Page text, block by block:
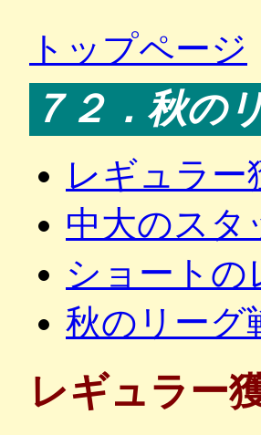
トップページ
７２．秋の
レギュラ
中大のスタ
ショートの
秋のリーグ
レギュラー